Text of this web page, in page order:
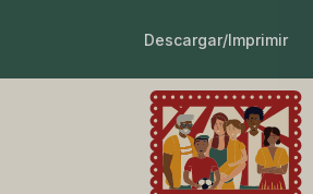
Descargar/Imprimir